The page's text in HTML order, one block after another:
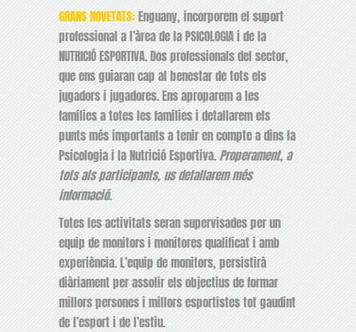
GRANS NOVETATS:Enguany, incorporem el suport
professional a l’àrea de la PSICOLOGIA i de la
NUTRICIÓ ESPORTIVA. Dos professionals del sector,
que ens guiaran cap al benestar de tots els
jugadors i jugadores. Ens aproparem a les
famílies a totes les famílies i detallarem els
punts més importants a tenir en compte a dins la
Psicologia i la Nutrició Esportiva.Properament, a
tots als participants, us detallarem més
informació.
Totes les activitats seran supervisades per un
equip de monitors i monitores qualificat i amb
experiència. L’equip de monitors, persistirà
diàriament per assolir els objectius de formar
millors persones i millors esportistes tot gaudint
de l’esport i de l’estiu.